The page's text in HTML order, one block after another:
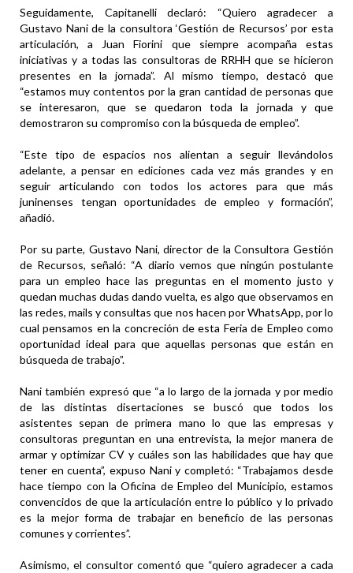
Seguidamente, Capitanelli declaró: “Quiero agradecer a
Gustavo Nani de la consultora ‘Gestión de Recursos’ por esta
articulación, a Juan Fiorini que siempre acompaña estas
iniciativas y a todas las consultoras de RRHH que se hicieron
presentes en la jornada”. Al mismo tiempo, destacó que
“estamos muy contentos por la gran cantidad de personas que
se interesaron, que se quedaron toda la jornada y que
demostraron su compromiso con la búsqueda de empleo”.
“Este tipo de espacios nos alientan a seguir llevándolos
adelante, a pensar en ediciones cada vez más grandes y en
seguir articulando con todos los actores para que más
juninenses tengan oportunidades de empleo y formación”,
añadió.
Por su parte, Gustavo Nani, director de la Consultora Gestión
de Recursos, señaló: “A diario vemos que ningún postulante
para un empleo hace las preguntas en el momento justo y
quedan muchas dudas dando vuelta, es algo que observamos en
las redes, mails y consultas que nos hacen por WhatsApp, por lo
cual pensamos en la concreción de esta Feria de Empleo como
oportunidad ideal para que aquellas personas que están en
búsqueda de trabajo”.
Nani también expresó que “a lo largo de la jornada y por medio
de las distintas disertaciones se buscó que todos los
asistentes sepan de primera mano lo que las empresas y
consultoras preguntan en una entrevista, la mejor manera de
armar y optimizar CV y cuáles son las habilidades que hay que
tener en cuenta”, expuso Nani y completó: “Trabajamos desde
hace tiempo con la Oficina de Empleo del Municipio, estamos
convencidos de que la articulación entre lo público y lo privado
es la mejor forma de trabajar en beneficio de las personas
comunes y corrientes”.
Asimismo, el consultor comentó que “quiero agradecer a cada